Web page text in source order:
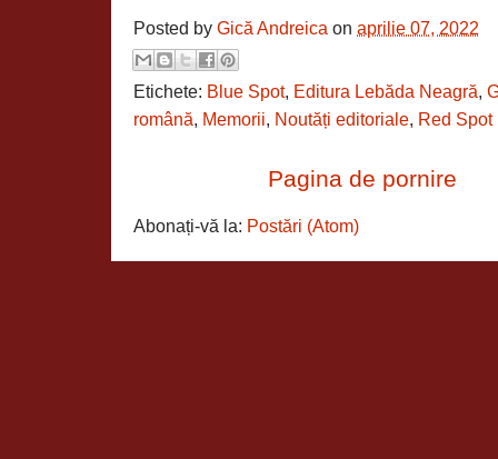
Posted by Gică Andreica on aprilie 07, 2022
Etichete: Blue Spot, Editura Lebăda Neagră,
română, Memorii, Noutăți editoriale, Red Spot
Pagina de pornire
Abonați-vă la: Postări (Atom)